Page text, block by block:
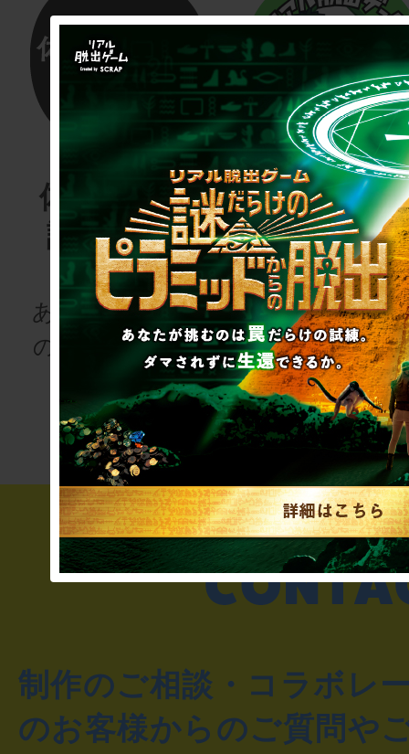
体験する物
語project
あなたも、物語
の登場人物にな
りませんか
リアル脱
ゲーム
for
次の授業は“謎
き”!?
制作のご相談・コラボレ
のお客様からのご質問や